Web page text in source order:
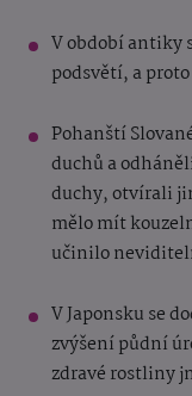
V období antiky
podsvětí, a
Pohanští
duchů a
duchy, otvírali
mělo mít
učinilo
V Japonsku se
zvýšení půdní
zdravé rostliny